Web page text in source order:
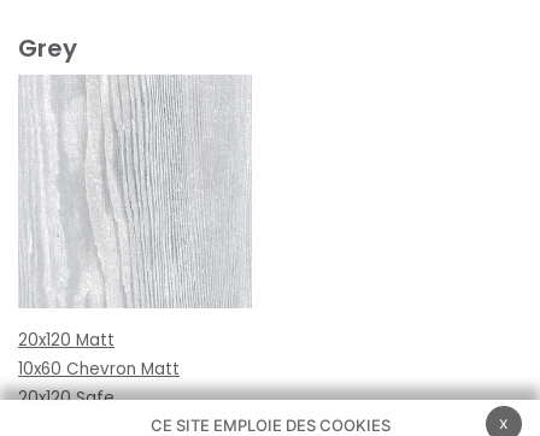
Grey
20x120 Matt
10x60 Chevron Matt
20x120 Safe
x
CE SITE EMPLOIE DES COOKIES